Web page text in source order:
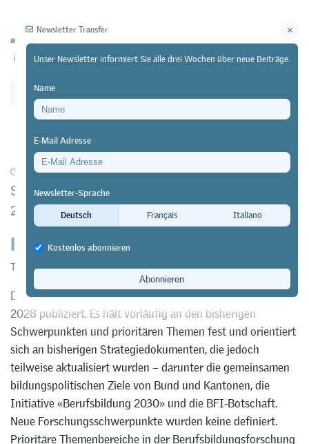
18/12/25 Forschung
SBFI publiziert Forschungskonzept Berufsbildung
2025-2028
Keine neuen Prioritäten
Transfer
Das SBFI hat das Forschungskonzept Berufsbildung 2025-
2028 publiziert. Es hält vorläufig an den bisherigen
Schwerpunkten und prioritären Themen fest und orientiert
sich an bisherigen Strategiedokumenten, die jedoch
teilweise aktualisiert wurden – darunter die gemeinsamen
bildungspolitischen Ziele von Bund und Kantonen, die
Initiative «Berufsbildung 2030» und die BFI-Botschaft.
Neue Forschungsschwerpunkte wurden keine definiert.
Prioritäre Themenbereiche in der Berufsbildungsforschung
Newsletter Transfer
Unser Newsletter informiert Sie alle drei Wochen über neue Beiträge.
Name
E-Mail Adresse
Newsletter-Sprache
Deutsch
Français Italiano
Kostenlos abonnieren